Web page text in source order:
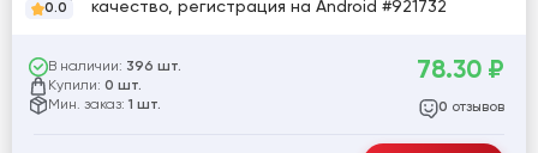
0.0
качество, регистрация на Android #921732
В наличии: 396 шт.
Купили: 0 шт.
Мин. заказ: 1 шт.
78.30 ₽
0 отзывов